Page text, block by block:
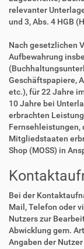
relevanter
und 3, Abs. 4 HGB
Nach gesetzlichen
Aufbewahrung
Geschäftspapiere,
etc.), für 22 Jahre
10 Jahre bei
erbrachten
Fernsehleistungen,
Mitgliedstaaten
Shop (MOSS) in
Bei der
Mail, Telefon oder
Nutzers zur
Abwicklung gem.
Angaben der